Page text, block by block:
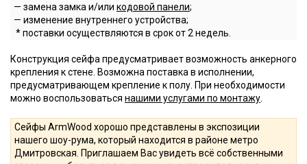
— замена замка и/или кодовой панели;
— изменение внутреннего устройства;
* поставки осуществляются в срок от 2 недель.
Конструкция сейфа предусматривает возможность анкерного
крепления к стене. Возможна поставка в исполнении,
предусматривающем крепление к полу. При необходимости
можно воспользоваться нашими услугами по монтажу
Сейфы ArmWood хорошо представлены в экспозиции
нашего шоу-рума, который находится в районе метро
Дмитровская. Приглашаем Вас увидеть всё собственными